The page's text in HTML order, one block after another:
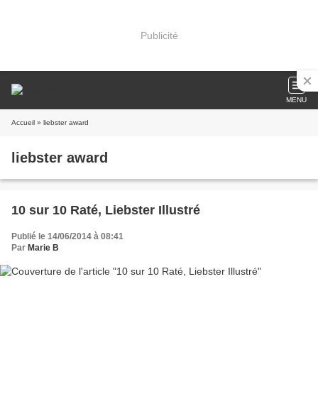
Publicité
MENU
Accueil » liebster award
liebster award
10 sur 10 Raté, Liebster Illustré
Publié le 14/06/2014 à 08:41
Par Marie B